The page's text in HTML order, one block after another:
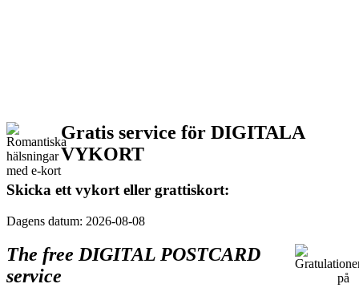
Gratis service för DIGITALA
VYKORT
Skicka ett vykort eller grattiskort:
Dagens datum: 2026-08-08
The free DIGITAL POSTCARD
service